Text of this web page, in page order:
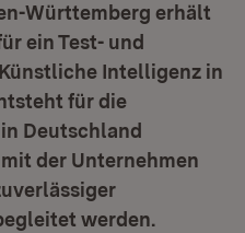
Württemberg erhält
ein Test- und
Intelligenz in
für die
Deutschland
der Unternehmen
werden.